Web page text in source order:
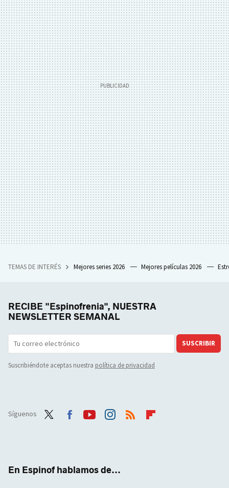
TEMAS DE INTERÉS Mejores series 2026 Mejores películas 2026
RECIBE "Espinofrenia", NUESTRA
NEWSLETTER SEMANAL
SUSCRIBIR
Suscribiéndote aceptas nuestra política de privacidad
Síguenos
En Espinof hablamos de...